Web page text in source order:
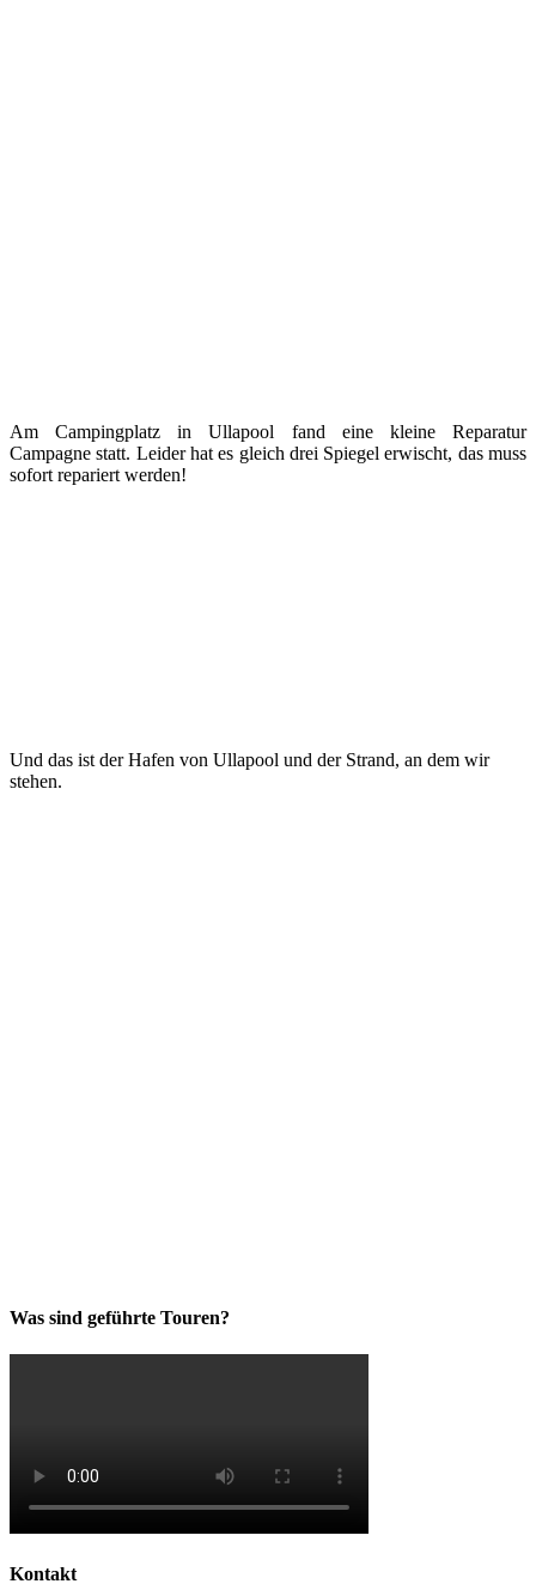
Am Campingplatz in Ullapool fand eine kleine Reparatur
Campagne statt. Leider hat es gleich drei Spiegel erwischt, das muss
sofort repariert werden!
Und das ist der Hafen von Ullapool und der Strand, an dem wir
stehen.
Was sind geführte Touren?
Kontakt